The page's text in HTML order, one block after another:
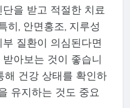
을 받고 적절한 치료
히, 안면홍조, 지루성
질환이 의심된다면
아보는 것이 좋습니
해 건강 상태를 확인하
유지하는 것도 중요